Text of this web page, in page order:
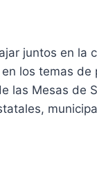
juntos en la
los temas
las Mesas de